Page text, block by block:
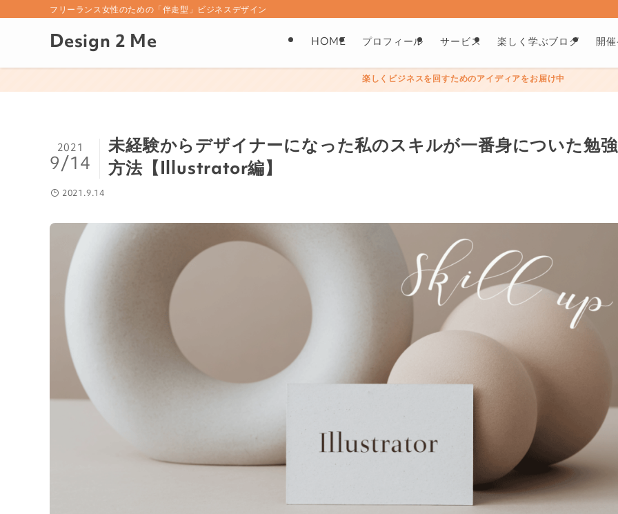
フリーランス女性のための「伴走型」ビジネスデザイン
Design 2 Me HOME プロフィール サービス 楽しく学ぶブログ 開
楽しくビジネスを回すためのアイディアをお届け中
未経験からデザイナーになった私の スキルが一番身についた勉強
方法【Illustrator編】
2021
9/14
2021.9.14